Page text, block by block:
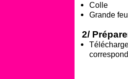
Colle
Grande
2/